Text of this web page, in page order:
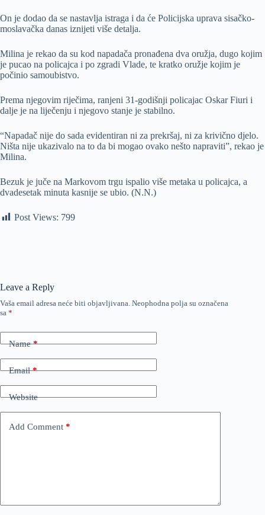
On je dodao da se nastavlja istraga i da će Policijska uprava sisačko-
moslavačka danas iznijeti više detalja.
Milina je rekao da su kod napadača pronađena dva oružja, dugo kojim
je pucao na policajca i po zgradi Vlade, te kratko oružje kojim je
počinio samoubistvo.
Prema njegovim riječima, ranjeni 31-godišnji policajac Oskar Fiuri i
dalje je na liječenju i njegovo stanje je stabilno.
“Napadač nije do sada evidentiran ni za prekršaj, ni za krivično djelo.
Ništa nije ukazivalo na to da bi mogao ovako nešto napraviti”, rekao je
Milina.
Bezuk je juče na Markovom trgu ispalio više metaka u policajca, a
dvadesetak minuta kasnije se ubio. (N.N.)
Post Views: 799
Leave a Reply
Vaša email adresa neće biti objavljivana. Neophodna polja su označena
sa *
Name*
Email*
Website
Add Comment *